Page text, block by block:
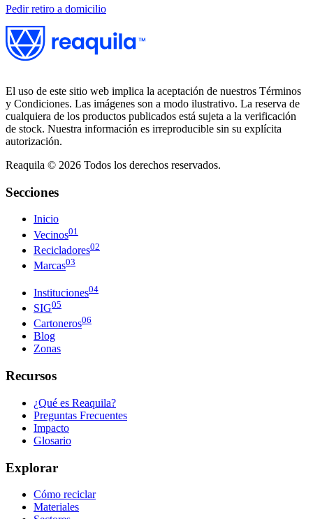
Pedir retiro a domicilio
El uso de este sitio web implica la aceptación de nuestros Términos
y Condiciones. Las imágenes son a modo ilustrativo. La reserva de
cualquiera de los productos publicados está sujeta a la verificación
de stock. Nuestra información es irreproducible sin su explícita
autorización.
Reaquila © 2026 Todos los derechos reservados.
Secciones
Inicio
Vecinos01
Recicladores02
Marcas03
Instituciones04
SIG05
Cartoneros06
Blog
Zonas
Recursos
¿Qué es Reaquila?
Preguntas Frecuentes
Impacto
Glosario
Explorar
Cómo reciclar
Materiales